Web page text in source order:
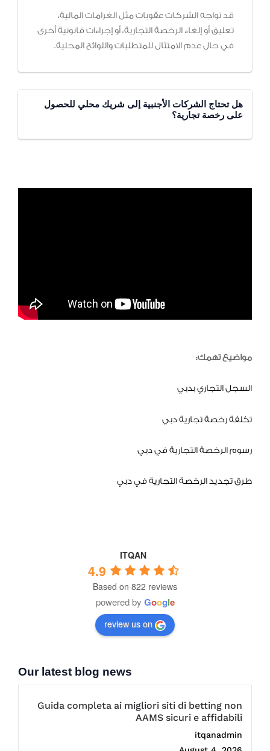
قد تواجه الشركات عقوبات مثل الغرامات المالية،
تعليق أو إلغاء الرخصة التجارية، أو إجراءات قانونية أخرى
في حال عدم الامتثال للمتطلبات واللوائح المحلية.
هل تحتاج الشركات الأجنبية إلى شريك محلي للحصول
على رخصة تجارية؟
مواضيع تهمك:
السجل التجاري بدبي
تكلفة رخصة تجارية دبي
رسوم الرخصة التجارية في دبي
طرق تجديد الرخصة التجارية في دبي
ITQAN
4.9
Based on 822 reviews
powered by Google
review us on
Our latest blog news
Guida completa ai migliori siti di betting non
AAMS sicuri e affidabili
itqanadmin